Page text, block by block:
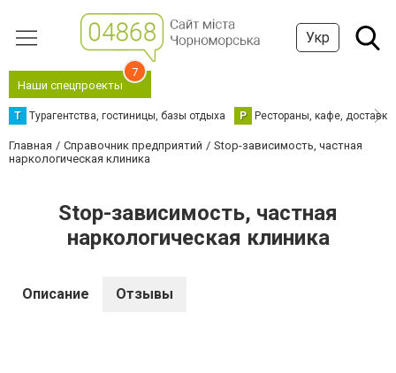
Укр
Наши спецпроекты
7
Т Турагентства, гостиницы, базы отдыха Р Рестораны, кафе,
Главная Справочник предприятий
Stop-зависимость, частная
наркологическая клиника
Stop-зависимость, частная
наркологическая клиника
Описание Отзывы